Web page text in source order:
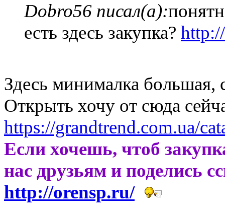
Dobro56 писал(а):
есть здесь закупка?
Здесь минималка большая,
Открыть хочу от сюда
https://grandtrend.com.ua/
Если хочешь, чтоб
нас друзьям и поделись
http://orensp.ru/